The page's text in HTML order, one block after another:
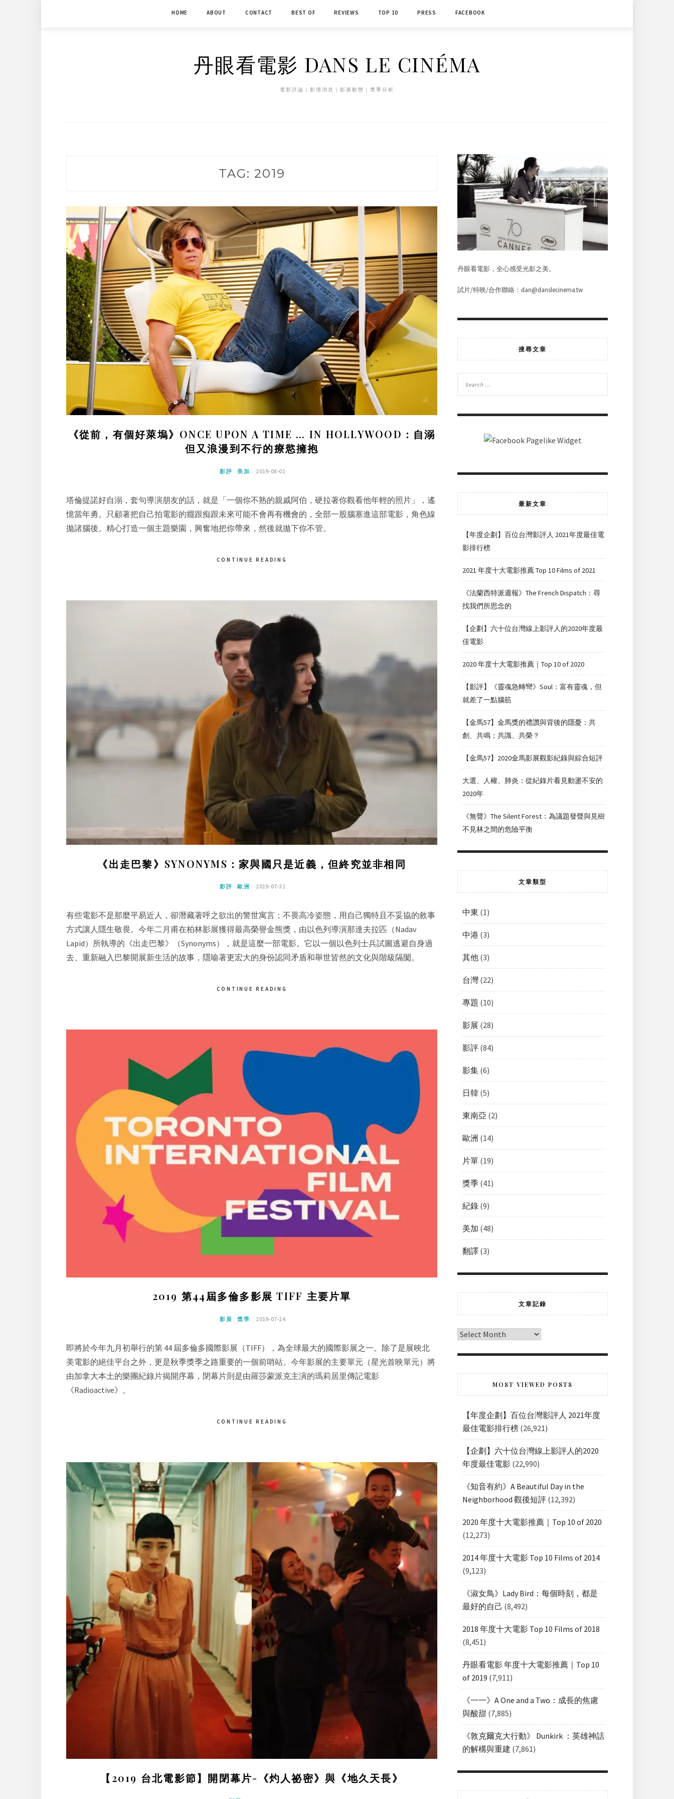
HOME ABOUT CONTACT BEST OF REVIEWS TOP 10 PRESS FACEBOOK
丹眼看電影 DANS LE CINÉMA
電影評論｜影壇消息｜影展動態｜獎季分析
TAG: 2019
《從前，有個好萊塢》ONCE UPON A TIME … IN HOLLYWOOD：自溺
但又浪漫到不行的療慾擁抱
影評 美加 2019-08-01
塔倫提諾好自溺，套句導演朋友的話，就是「一個你不熟的親戚阿伯，硬拉著你觀看他年輕的照片」，遙
憶當年勇。只顧著把自己拍電影的癮跟痴跟未來可能不會再有機會的，全部一股腦塞進這部電影，角色線
拋諸腦後。精心打造一個主題樂園，興奮地把你帶來，然後就拋下你不管。
CONTINUE READING
《出走巴黎》SYNONYMS：家與國只是近義，但終究並非相同
影評 歐洲 2019-07-31
有些電影不是那麼平易近人，卻潛藏著呼之欲出的警世寓言；不畏高冷姿態，用自己獨特且不妥協的敘事
方式讓人隱生敬畏。今年二月甫在柏林影展獲得最高榮譽金熊獎，由以色列導演那達夫拉匹（Nadav
Lapid）所執導的《出走巴黎》（Synonyms），就是這麼一部電影。它以一個以色列士兵試圖逃避自身過
去、重新融入巴黎開展新生活的故事，隱喻著更宏大的身份認同矛盾和舉世皆然的文化與階級隔閡。
CONTINUE READING
2019 第44屆多倫多影展 TIFF 主要片單
影展 獎季 2019-07-24
即將於今年九月初舉行的第 44 屆多倫多國際影展（TIFF），為全球最大的國際影展之一。除了是展映北
美電影的絕佳平台之外，更是秋季獎季之路重要的一個前哨站。今年影展的主要單元（星光首映單元）將
由加拿大本土的樂團紀錄片揭開序幕，閉幕片則是由羅莎蒙派克主演的瑪莉居里傳記電影
《Radioactive》。
CONTINUE READING
【2019 台北電影節】開閉幕片-《灼人祕密》與《地久天長》
丹眼看電影，全心感受光影之美。
試片/特映/合作聯絡：dan@danslecinema.tw
搜尋文章
最新文章
【年度企劃】百位台灣影評人 2021年度最佳電
影排行榜
2021 年度十大電影推薦 Top 10 Films of 2021
《法蘭西特派週報》The French Dispatch：尋
找我們所思念的
【企劃】六十位台灣線上影評人的2020年度最
佳電影
2020 年度十大電影推薦｜Top 10 of 2020
【影評】《靈魂急轉彎》Soul：富有靈魂，但
就差了一點腦筋
【金馬57】金馬獎的禮讚與背後的隱憂：共
創、共鳴；共識、共榮？
【金馬57】2020金馬影展觀影紀錄與綜合短評
大選、人權、肺炎：從紀錄片看見動盪不安的
2020年
《無聲》The Silent Forest：為議題發聲與見樹
不見林之間的危險平衡
文章類型
中東 (1)
中港 (3)
其他 (3)
台灣 (22)
專題 (10)
影展 (28)
影評 (84)
影集 (6)
日韓 (5)
東南亞 (2)
歐洲 (14)
片單 (19)
獎季 (41)
紀錄 (9)
美加 (48)
翻譯 (3)
文章記錄
MOST VIEWED POSTS
【年度企劃】百位台灣影評人 2021年度
最佳電影排行榜 (26,921)
【企劃】六十位台灣線上影評人的2020
年度最佳電影 (22,990)
《知音有約》A Beautiful Day in the
Neighborhood 觀後短評 (12,392)
2020 年度十大電影推薦｜Top 10 of 2020
(12,273)
2014 年度十大電影 Top 10 Films of 2014
(9,123)
《淑女鳥》Lady Bird：每個時刻，都是
最好的自己 (8,492)
2018 年度十大電影 Top 10 Films of 2018
(8,451)
丹眼看電影 年度十大電影推薦｜Top 10
of 2019 (7,911)
《一一》A One and a Two：成長的焦慮
與酸甜 (7,885)
《敦克爾克大行動》 Dunkirk ：英雄神話
的解構與重建 (7,861)